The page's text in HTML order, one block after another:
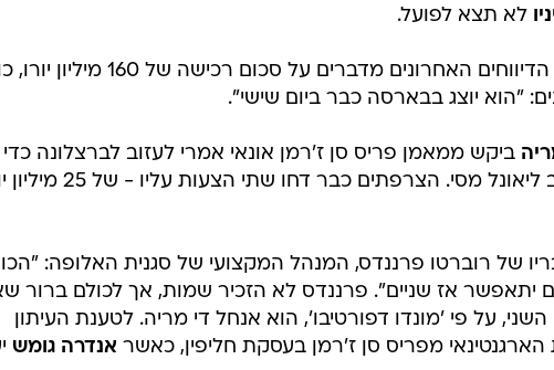
לא תצא לפועל.
* אשר לפיליפה קוטיניו עצמו, הדיווחים האחרונים מדברים על סכום רכישה של
"הוא יוצג בבארסה כבר ביום שישי".
ביקש ממאמן פריס סן ז'רמן אונאי אמרי לעזוב לברצלונה כדי
לשתף פעולה עם חברו הקרוב ליאונל מסי. הצרפתים כבר דחו שתי
של רוברטו פרננדס, המנהל המקצועי של סגנית האלופה:
יתאפשר אז שניים". פרננדס לא הזכיר שמות, אך לכולם ברור
השני, על פי 'מונדו דפורטיבו', הוא אנחל די מריה. לטענת העיתון
מפריס סן ז'רמן בעסקת חליפין, כאשר אנדרה גומש